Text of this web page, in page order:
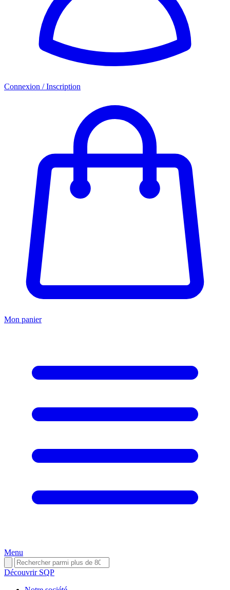
Connexion / Inscription
Mon panier
Menu
Découvrir SQP